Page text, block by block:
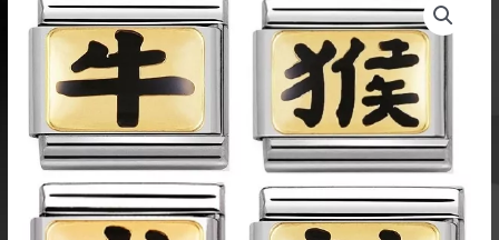
Classic
pala
kiinalainen
horoskooppimerkki
030227
määrä